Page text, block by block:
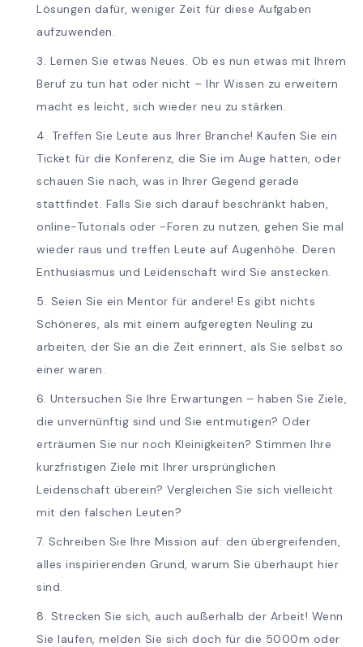
Lösungen dafür, weniger Zeit für diese Aufgaben
aufzuwenden.
Lernen Sie etwas Neues. Ob es nun etwas mit Ihrem
Beruf zu tun hat oder nicht – Ihr Wissen zu erweitern
macht es leicht, sich wieder neu zu stärken.
Treffen Sie Leute aus Ihrer Branche! Kaufen Sie ein
Ticket für die Konferenz, die Sie im Auge hatten, oder
schauen Sie nach, was in Ihrer Gegend gerade
stattfindet. Falls Sie sich darauf beschränkt haben,
online-Tutorials oder -Foren zu nutzen, gehen Sie mal
wieder raus und treffen Leute auf Augenhöhe. Deren
Enthusiasmus und Leidenschaft wird Sie anstecken.
Seien Sie ein Mentor für andere! Es gibt nichts
Schöneres, als mit einem aufgeregten Neuling zu
arbeiten, der Sie an die Zeit erinnert, als Sie selbst so
einer waren.
Untersuchen Sie Ihre Erwartungen – haben Sie Ziele,
die unvernünftig sind und Sie entmutigen? Oder
erträumen Sie nur noch Kleinigkeiten? Stimmen Ihre
kurzfristigen Ziele mit Ihrer ursprünglichen
Leidenschaft überein? Vergleichen Sie sich vielleicht
mit den falschen Leuten?
Schreiben Sie Ihre Mission auf: den übergreifenden,
alles inspirierenden Grund, warum Sie überhaupt hier
sind.
Strecken Sie sich, auch außerhalb der Arbeit! Wenn
Sie laufen, melden Sie sich doch für die 5000m oder